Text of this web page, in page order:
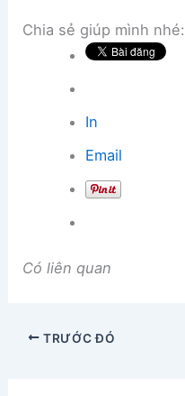
Chia sẻ giúp mình nhé:
In
Email
Có liên quan
TRƯỚC ĐÓ